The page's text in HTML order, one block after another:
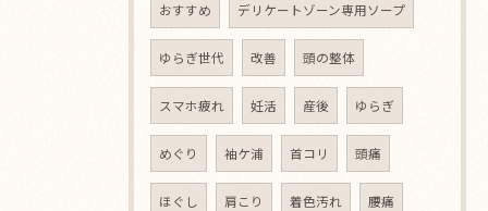
おすすめ デリケートゾーン専用ソープ
ゆらぎ世代 改善 頭の整体
スマホ疲れ 妊活 産後 ゆらぎ
めぐり 袖ケ浦 首コリ 頭痛
ほぐし 肩こり 着色汚れ 腰痛